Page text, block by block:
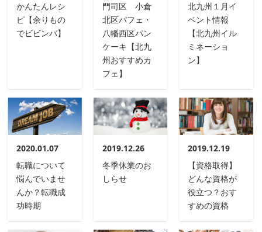
かんたんレシ
ピ【余りもの
でビビンバ】
門司区 小倉
北区パフェ・
八幡西区パン
ケーキ【北九
州おすすめカ
フェ】
北九州１月イ
ベント情報
【北九州イル
ミネーショ
ン】
2020.01.07
転職について
悩んでいませ
んか？転職成
功時期
2019.12.26
冬季休業のお
しらせ
2019.12.19
【資格取得】
どんな資格が
役立つ？おす
すめの資格